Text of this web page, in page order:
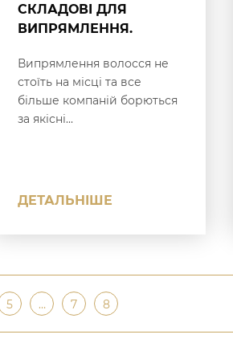
СКЛАДОВІ ДЛЯ
ВИПРЯМЛЕННЯ.
Випрямлення волосся не
стоїть на місці та все
більше компаній борються
за якісні...
ДЕТАЛЬНІШЕ
5 … 7 8